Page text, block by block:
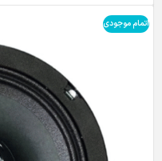
اتمام موجودی